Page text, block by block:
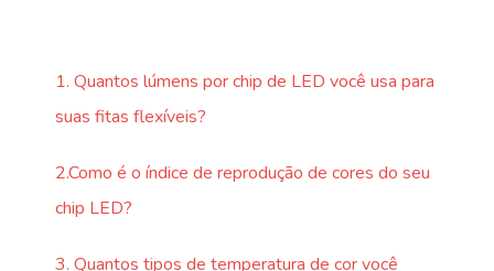
1. Quantos lúmens por chip de LED você usa para
suas fitas flexíveis?
2.Como é o índice de reprodução de cores do seu
chip LED?
3. Quantos tipos de temperatura de cor você